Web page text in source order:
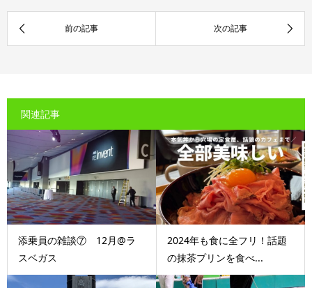
関連記事
添乗員の雑談⑦ 12月@ラ
スベガス
2024年も食に全フリ！話題
の抹茶プリンを食べ...